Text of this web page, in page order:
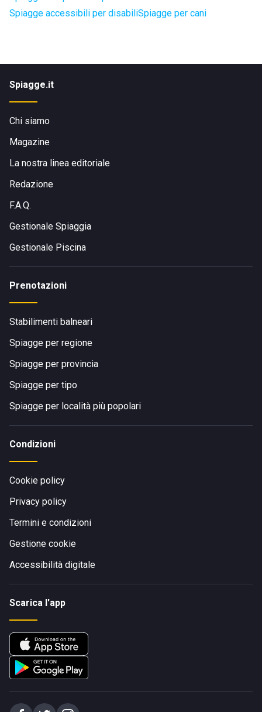
Spiagge accessibili per disabiliSpiagge per cani
Spiagge.it
Chi siamo
Magazine
La nostra linea editoriale
Redazione
F.A.Q.
Gestionale Spiaggia
Gestionale Piscina
Prenotazioni
Stabilimenti balneari
Spiagge per regione
Spiagge per provincia
Spiagge per tipo
Spiagge per località più popolari
Condizioni
Cookie policy
Privacy policy
Termini e condizioni
Gestione cookie
Accessibilità digitale
Scarica l'app